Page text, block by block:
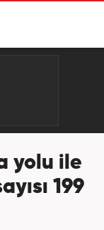
yolu ile
199